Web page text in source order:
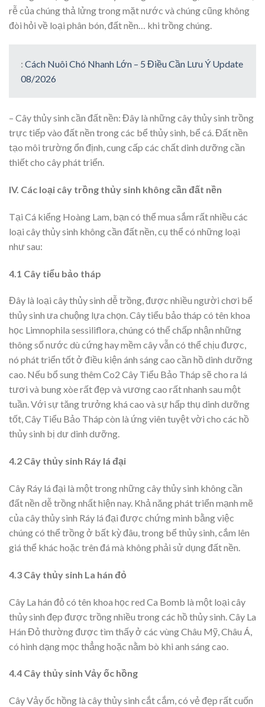
rễ của chúng thả lửng trong mặt nước và chúng cũng không
đòi hỏi về loại phân bón, đất nền… khi trồng chúng.
: Cách Nuôi Chó Nhanh Lớn – 5 Điều Cần Lưu Ý Update
08/2026
– Cây thủy sinh cần đất nền: Đây là những cây thủy sinh trồng
trực tiếp vào đất nền trong các bể thủy sinh, bể cá. Đất nền
tạo môi trường ổn định, cung cấp các chất dinh dưỡng cần
thiết cho cây phát triển.
IV. Các loại cây trồng thủy sinh không cần đất nền
Tại Cá kiểng Hoàng Lam, bạn có thể mua sắm rất nhiều các
loại cây thủy sinh không cần đất nền, cụ thể có những loại
như sau:
4.1 Cây tiểu bảo tháp
Đây là loại cây thủy sinh dễ trồng, được nhiều người chơi bể
thủy sinh ưa chuộng lựa chọn. Cây tiểu bảo tháp có tên khoa
học Limnophila sessiliflora, chúng có thể chấp nhận những
thông số nước dù cứng hay mềm cây vẫn có thể chịu được,
nó phát triển tốt ở điều kiện ánh sáng cao cần hồ dinh dưỡng
cao. Nếu bổ sung thêm Co2 Cây Tiểu Bảo Tháp sẽ cho ra lá
tươi và bung xòe rất đẹp và vương cao rất nhanh sau một
tuần. Với sự tăng trưởng khá cao và sự hấp thụ dinh dưỡng
tốt, Cây Tiểu Bảo Tháp còn là ứng viên tuyệt vời cho các hồ
thủy sinh bị dư dinh dưỡng.
4.2 Cây thủy sinh Ráy lá đại
Cây Ráy lá đại là một trong những cây thủy sinh không cần
đất nền dễ trồng nhất hiện nay. Khả năng phát triển mạnh mẽ
của cây thủy sinh Ráy lá đại được chứng minh bằng việc
chúng có thể trồng ở bất kỳ đâu, trong bể thủy sinh, cắm lên
giá thể khác hoặc trên đá mà không phải sử dụng đất nền.
4.3 Cây thủy sinh La hán đỏ
Cây La hán đỏ có tên khoa học red Ca Bomb là một loại cây
thủy sinh đẹp được trồng nhiều trong các hồ thủy sinh. Cây La
Hán Đỏ thường được tìm thấy ở các vùng Châu Mỹ, Châu Á,
có hình dạng mọc thẳng hoặc nằm bò khi anh sáng cao.
4.4 Cây thủy sinh Vảy ốc hồng
Cây Vảy ốc hồng là cây thủy sinh cắt cắm, có vẻ đẹp rất cuốn